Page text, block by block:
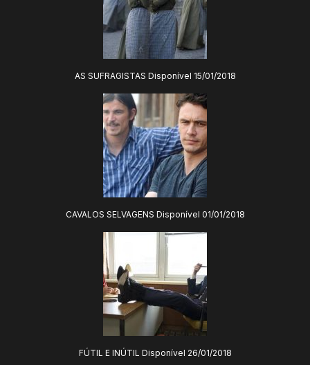
AS SUFRAGISTAS Disponível 15/01/2018
CAVALOS SELVAGENS Disponível 01/01/2018
FÚTIL E INÚTIL Disponível 26/01/2018